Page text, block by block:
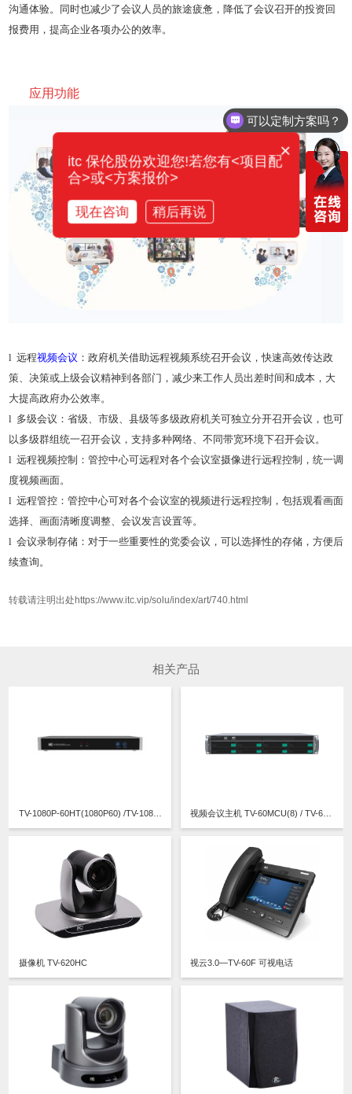
沟通体验。同时也减少了会议人员的旅途疲惫，降低了会议召开的投资回
报费用，提高企业各项办公的效率。
应用功能
l 远程视频会议 ：政府机关借助远程视频系统召开会议，快速高效传达政
策、决策或上级会议精神到各部门，减少来工作人员出差时间和成本，大
大提高政府办公效率。
l 多级会议：省级、市级、县级等多级政府机关可独立分开召开会议，也可
以多级群组统一召开会议，支持多种网络、不同带宽环境下召开会议。
l 远程视频控制：管控中心可远程对各个会议室摄像进行远程控制，统一调
度视频画面。
l 远程管控：管控中心可对各个会议室的视频进行远程控制，包括观看画面
选择、画面清晰度调整、会议发言设置等。
l 会议录制存储：对于一些重要性的党委会议，可以选择性的存储，方便后
续查询。
转载请注明出处https://www.itc.vip/solu/index/art/740.html
相关产品
TV-1080P-60HT(1080P60) /TV-1080P-60HT(1080P30)高清视频终端
摄像机 TV-620HC 视云3.0—TV-60F 可视电话
可以定制方案吗？
你们电话多少？
×
itc 保伦股份欢迎您!若您有<项目配
合>或<方案报价>
现在咨询 稍后再说